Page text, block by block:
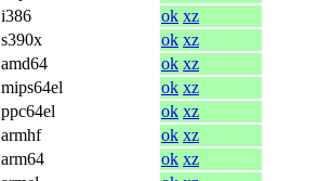
i386 ok xz
s390x ok xz
amd64 ok xz
mips64el ok xz
ppc64el ok xz
armhf ok xz
arm64 ok xz